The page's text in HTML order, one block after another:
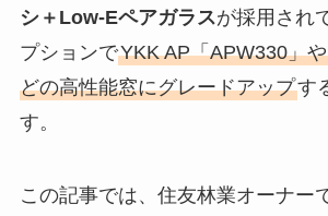
シ＋Low-Eペアガラスが採用され
プションでYKK AP「APW330」
どの高性能窓にグレードアップす
す。
この記事では、住友林業オーナー